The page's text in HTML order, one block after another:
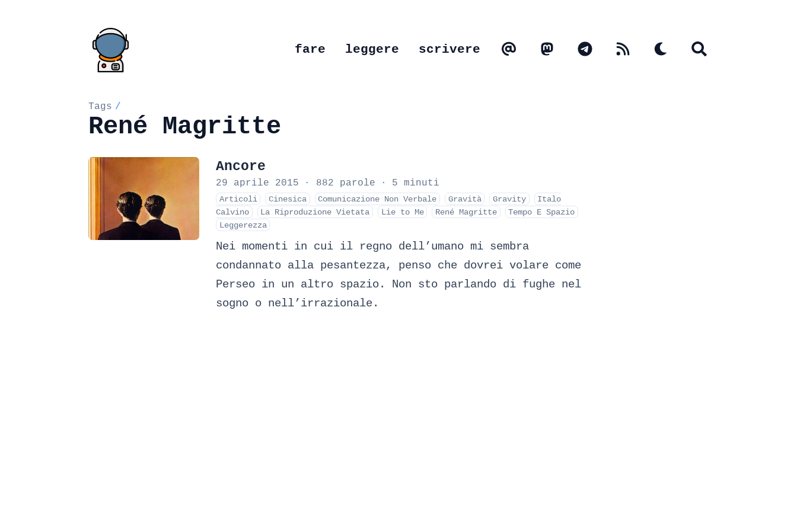
fare leggere scrivere
Tags /
René Magritte
Ancore
29 aprile 2015 · 882 parole · 5 minuti
Articoli Cinesica Comunicazione Non Verbale Gravità Gravity
Italo
Calvino
La Riproduzione Vietata Lie to Me René Magritte
Tempo E Spazio
Leggerezza
Nei momenti in cui il regno dell’umano mi sembra
condannato alla pesantezza, penso che dovrei volare come
Perseo in un altro spazio. Non sto parlando di fughe nel
sogno o nell’irrazionale.